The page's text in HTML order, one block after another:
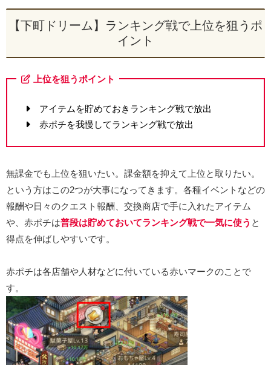
【下町ドリーム】ランキング戦で上位を狙うポ
イント
上位を狙うポイント
アイテムを貯めておきランキング戦で放出
赤ポチを我慢してランキング戦で放出
無課金でも上位を狙いたい。課金額を抑えて上位と取りたい。
という方はこの2つが大事になってきます。各種イベントなどの
報酬や日々のクエスト報酬、交換商店で手に入れたアイテム
や、赤ポチは普段は貯めておいてランキング戦で一気に使う と
得点を伸ばしやすいです。
赤ポチは各店舗や人材などに付いている赤いマークのことで
す。